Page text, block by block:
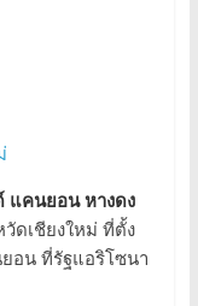
แคนยอน หางดง
ดเชียงใหม่ ที่ตั้ง
อน ที่รัฐแอริโซนา